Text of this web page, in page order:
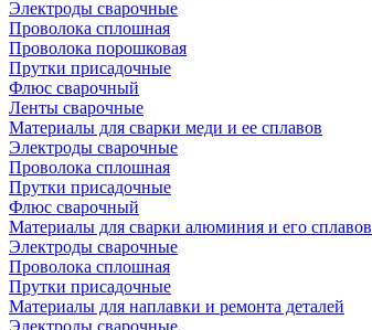
Электроды сварочные
Проволока сплошная
Проволока порошковая
Прутки присадочные
Флюс сварочный
Ленты сварочные
Материалы для сварки меди и ее сплавов
Электроды сварочные
Проволока сплошная
Прутки присадочные
Флюс сварочный
Материалы для сварки алюминия и его сплавов
Электроды сварочные
Проволока сплошная
Прутки присадочные
Материалы для наплавки и ремонта деталей
Электроды сварочные